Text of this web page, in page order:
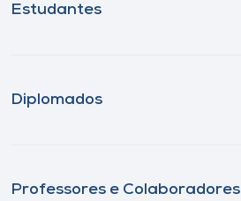
Estudantes
Diplomados
Professores e Colaboradores